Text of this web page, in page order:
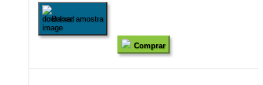
Baixar amostra
Comprar